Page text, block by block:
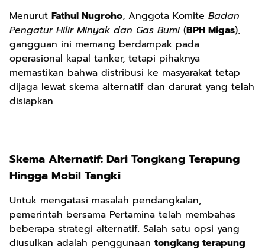
Menurut Fathul Nugroho, Anggota Komite Badan
Pengatur Hilir Minyak dan Gas Bumi(BPH Migas),
gangguan ini memang berdampak pada
operasional kapal tanker, tetapi pihaknya
memastikan bahwa distribusi ke masyarakat tetap
dijaga lewat skema alternatif dan darurat yang telah
disiapkan.
Skema Alternatif: Dari Tongkang Terapung
Hingga Mobil Tangki
Untuk mengatasi masalah pendangkalan,
pemerintah bersama Pertamina telah membahas
beberapa strategi alternatif. Salah satu opsi yang
diusulkan adalah penggunaan tongkang terapung